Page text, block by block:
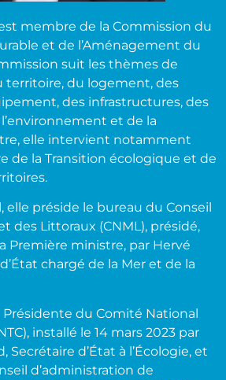
membre de la Commission du
et de l’Aménagement du
suit les thèmes de
territoire, du logement, des
des infrastructures, des
et de la
elle intervient notamment
de la Transition écologique et de
elle préside le bureau du Conseil
des Littoraux (CNML), présidé,
Première ministre, par Hervé
chargé de la Mer et de la
du Comité National
installé le 14 mars 2023 par
Secrétaire d’État à l’Écologie, et
d’administration de